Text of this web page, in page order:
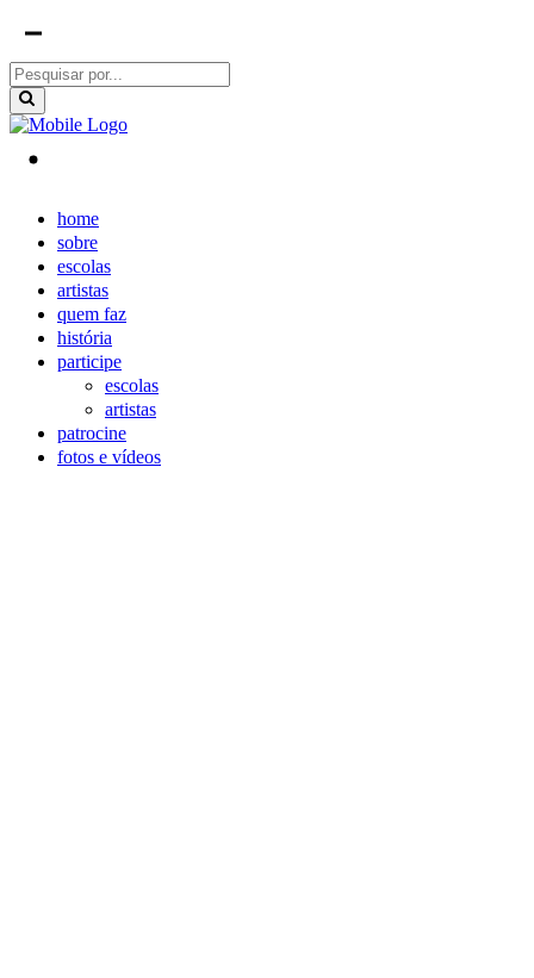
home
sobre
escolas
artistas
quem faz
história
participe
escolas
artistas
patrocine
fotos e vídeos